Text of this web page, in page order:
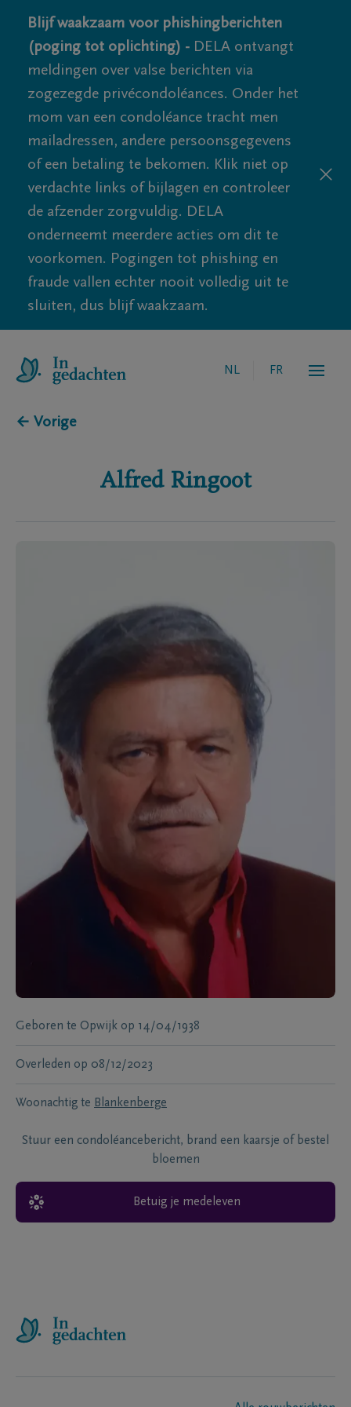
Blijf waakzaam voor phishingberichten
(poging tot oplichting) - DELA ontvangt
meldingen over valse berichten via
zogezegde privécondoléances. Onder het
mom van een condoléance tracht men
mailadressen, andere persoonsgegevens
of een betaling te bekomen. Klik niet op
verdachte links of bijlagen en controleer
de afzender zorgvuldig. DELA
onderneemt meerdere acties om dit te
voorkomen. Pogingen tot phishing en
fraude vallen echter nooit volledig uit te
sluiten, dus blijf waakzaam.
NL FR
← Vorige
Alfred Ringoot
Geboren te Opwijk op 14/04/1938
Overleden op 08/12/2023
Woonachtig te Blankenberge
Stuur een condoléancebericht, brand een kaarsje of bestel
bloemen
Betuig je medeleven